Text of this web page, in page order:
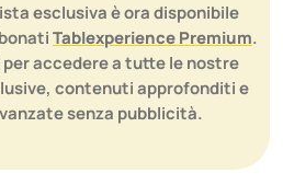
esclusiva è ora disponibile
Tablexperience Premium.
accedere a tutte le nostre
contenuti approfonditi e
senza pubblicità.